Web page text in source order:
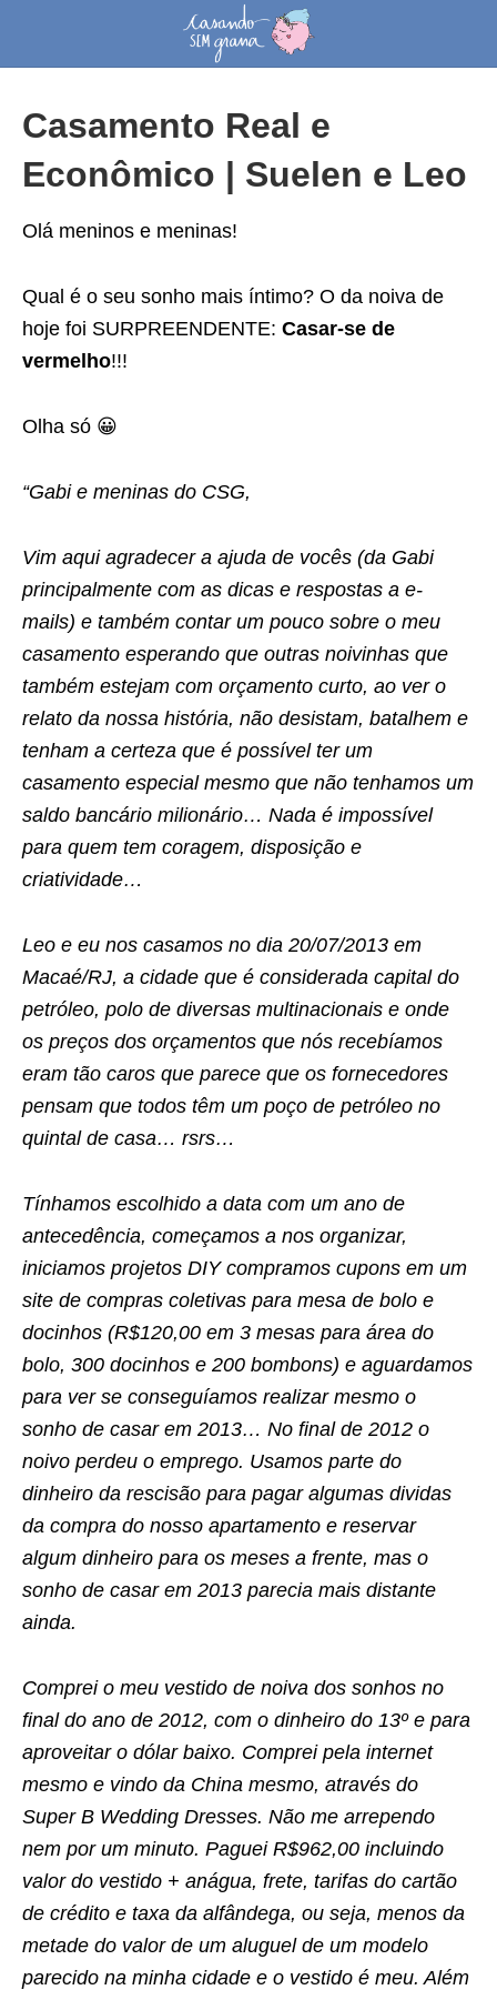
Casamento Real e
Econômico | Suelen e Leo
Olá meninos e meninas!
Qual é o seu sonho mais íntimo? O da noiva de
hoje foi SURPREENDENTE: Casar-se de
vermelho!!!
Olha só 😀
“Gabi e meninas do CSG,
Vim aqui agradecer a ajuda de vocês (da Gabi
principalmente com as dicas e respostas a e-
mails) e também contar um pouco sobre o meu
casamento esperando que outras noivinhas que
também estejam com orçamento curto, ao ver o
relato da nossa história, não desistam, batalhem e
tenham a certeza que é possível ter um
casamento especial mesmo que não tenhamos um
saldo bancário milionário… Nada é impossível
para quem tem coragem, disposição e
criatividade…
Leo e eu nos casamos no dia 20/07/2013 em
Macaé/RJ, a cidade que é considerada capital do
petróleo, polo de diversas multinacionais e onde
os preços dos orçamentos que nós recebíamos
eram tão caros que parece que os fornecedores
pensam que todos têm um poço de petróleo no
quintal de casa… rsrs…
Tínhamos escolhido a data com um ano de
antecedência, começamos a nos organizar,
iniciamos projetos DIY compramos cupons em um
site de compras coletivas para mesa de bolo e
docinhos (R$120,00 em 3 mesas para área do
bolo, 300 docinhos e 200 bombons) e aguardamos
para ver se conseguíamos realizar mesmo o
sonho de casar em 2013… No final de 2012 o
noivo perdeu o emprego. Usamos parte do
dinheiro da rescisão para pagar algumas dividas
da compra do nosso apartamento e reservar
algum dinheiro para os meses a frente, mas o
sonho de casar em 2013 parecia mais distante
ainda.
Comprei o meu vestido de noiva dos sonhos no
final do ano de 2012, com o dinheiro do 13º e para
aproveitar o dólar baixo. Comprei pela internet
mesmo e vindo da China mesmo, através do
Super B Wedding Dresses. Não me arrependo
nem por um minuto. Paguei R$962,00 incluindo
valor do vestido + anágua, frete, tarifas do cartão
de crédito e taxa da alfândega, ou seja, menos da
metade do valor de um aluguel de um modelo
parecido na minha cidade e o vestido é meu. Além